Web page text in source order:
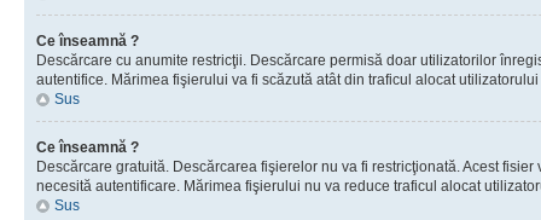
Ce înseamnă ?
Descărcare cu anumite restricţii. Descărcare permisă doar utilizatorilor
autentifice. Mărimea fişierului va fi scăzută atât din traficul alocat
Sus
Ce înseamnă ?
Descărcare gratuită. Descărcarea fişierelor nu va fi restricţionată. Acest
necesită autentificare. Mărimea fişierului nu va reduce traficul alocat
Sus